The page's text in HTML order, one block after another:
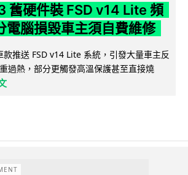
舊硬件裝 FSD v14 Lite 頻
電腦損毀車主須自費維修
推送 FSD v14 Lite 系統，引發大量車主反
過熱，部分更觸發高溫保護甚至直接燒